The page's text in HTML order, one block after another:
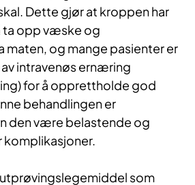
Dette gjør at kroppen har
ta opp væske og
og mange pasienter er
intravenøs ernæring
for å opprettholde god
behandlingen er
den være belastende og
komplikasjoner.
som